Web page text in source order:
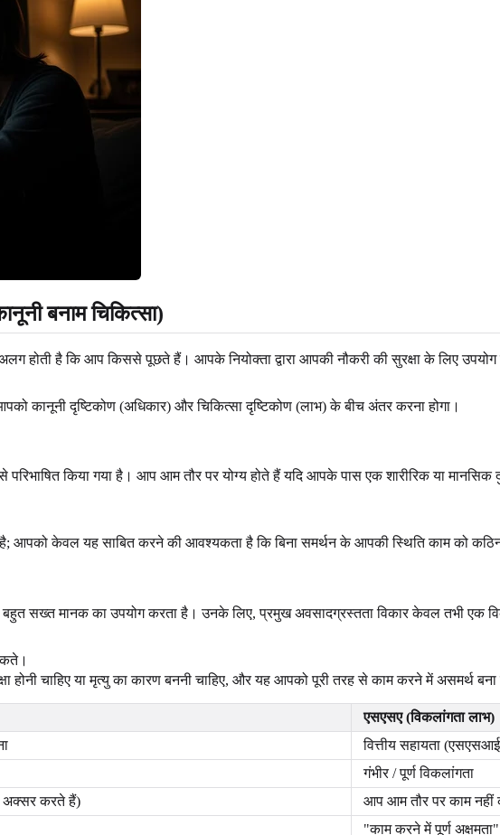
बनाम चिकित्सा)
होती है कि आप किससे पूछते हैं। आपके नियोक्ता द्वारा आपकी नौकरी की सुरक्षा के लिए उपयोग
कानूनी दृष्टिकोण (अधिकार) और चिकित्सा दृष्टिकोण (लाभ) के बीच अंतर करना होगा।
किया गया है। आप आम तौर पर योग्य होते हैं यदि आपके पास एक शारीरिक या मानसिक
केवल यह साबित करने की आवश्यकता है कि बिना समर्थन के आपकी स्थिति काम को कठिन
सख्त मानक का उपयोग करता है। उनके लिए, प्रमुख अवसादग्रस्तता विकार केवल तभी एक
चाहिए या मृत्यु का कारण बननी चाहिए, और यह आपको पूरी तरह से काम करने में असमर्थ बना
एसएसए (विकलांगता लाभ)
वित्तीय सहायता
गंभीर / पूर्ण विकलांगता
करते हैं)
आप आम तौर पर काम
"काम करने में पूर्ण अक्षमता"